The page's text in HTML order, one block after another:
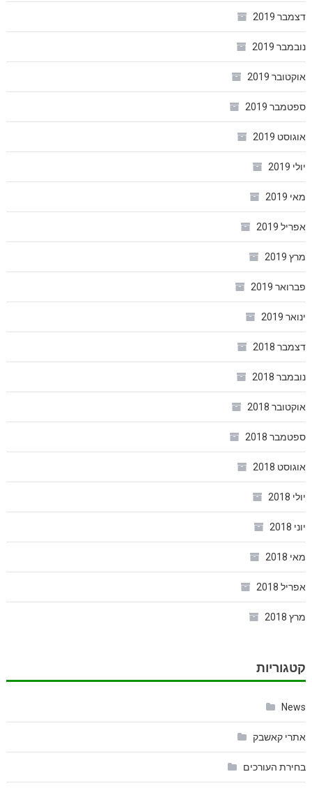
דצמבר 2019
נובמבר 2019
אוקטובר 2019
ספטמבר 2019
אוגוסט 2019
יולי 2019
מאי 2019
אפריל 2019
מרץ 2019
פברואר 2019
ינואר 2019
דצמבר 2018
נובמבר 2018
אוקטובר 2018
ספטמבר 2018
אוגוסט 2018
יולי 2018
יוני 2018
מאי 2018
אפריל 2018
מרץ 2018
קטגוריות
News
אתרי קאשבק
בחירת העורכים